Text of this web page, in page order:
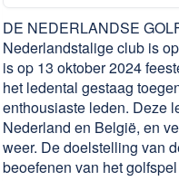
DE NEDERLANDSE
Nederlandstalige club is
is op 13 oktober 2024
het ledental gestaag
enthousiaste leden. Deze
Nederland en België, en
weer. De doelstelling van
beoefenen van het